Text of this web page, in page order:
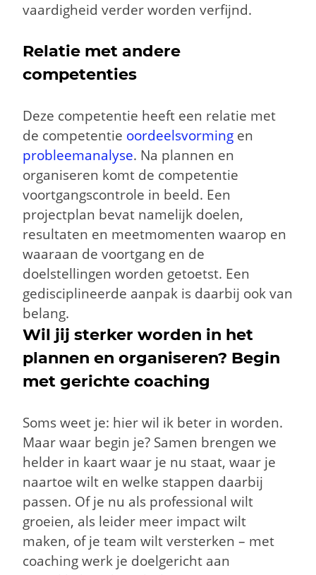
vaardigheid verder worden verfijnd.
Relatie met andere
competenties
Deze competentie heeft een relatie met
de competentie oordeelsvorming en
probleemanalyse. Na plannen en
organiseren komt de competentie
voortgangscontrole in beeld. Een
projectplan bevat namelijk doelen,
resultaten en meetmomenten waarop en
waaraan de voortgang en de
doelstellingen worden getoetst. Een
gedisciplineerde aanpak is daarbij ook van
belang.
Wil jij sterker worden in het
plannen en organiseren? Begin
met gerichte coaching
Soms weet je: hier wil ik beter in worden.
Maar waar begin je? Samen brengen we
helder in kaart waar je nu staat, waar je
naartoe wilt en welke stappen daarbij
passen. Of je nu als professional wilt
groeien, als leider meer impact wilt
maken, of je team wilt versterken – met
coaching werk je doelgericht aan